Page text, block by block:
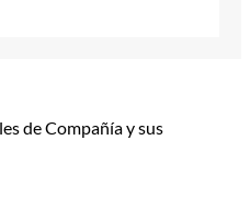
de Compañía y sus